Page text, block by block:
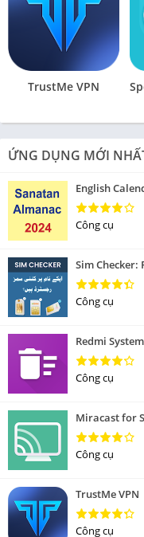
TrustMe VPN
ỨNG DỤNG MỚI
English
Công cụ
Sim Checker:
Công cụ
Redmi
Công cụ
Miracast for
Công cụ
TrustMe VPN
Công cụ